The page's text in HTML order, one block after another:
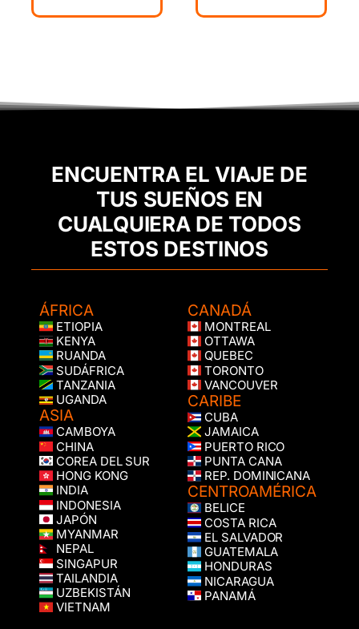
ENCUENTRA EL VIAJE DE
TUS SUEÑOS EN
CUALQUIERA DE TODOS
ESTOS DESTINOS
ÁFRICA
ETIOPIA
KENYA
RUANDA
SUDÁFRICA
TANZANIA
UGANDA
ASIA
CAMBOYA
CHINA
COREA DEL SUR
HONG KONG
INDIA
INDONESIA
JAPÓN
MYANMAR
NEPAL
SINGAPUR
TAILANDIA
UZBEKISTÁN
VIETNAM
CANADÁ
MONTREAL
OTTAWA
QUEBEC
TORONTO
VANCOUVER
CARIBE
CUBA
JAMAICA
PUERTO RICO
PUNTA CANA
REP. DOMINICANA
CENTROAMÉRICA
BELICE
COSTA RICA
EL SALVADOR
GUATEMALA
HONDURAS
NICARAGUA
PANAMÁ